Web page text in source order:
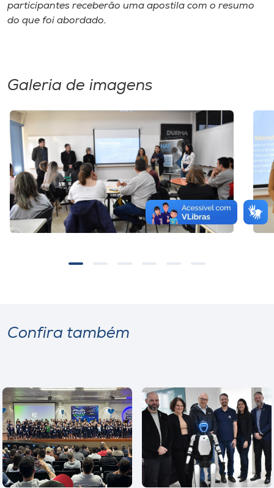
participantes receberão uma apostila com o resumo
do que foi abordado.
Galeria de imagens
Confira também